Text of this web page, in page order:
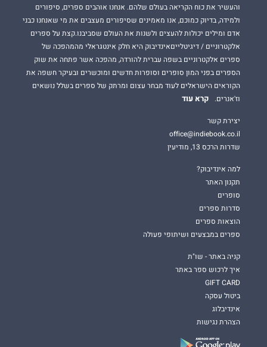
והעשיר את כוח הקריאה בעולם שלהם. אנחנו אוהבים ספרים, סיפורים
ולמידה, בדיוק כמוכם, אנו מאמינים שסיפורים מעצבים את מי שאנחנו כבני
אדם ומילים יכולות להעצים ולשנות את העולם שסביבנו.קצת על ספרים
אלקטרוניים / דיגיטלייםאינדיבוק היא חלק אינטגראלי מהמהפכה של
ספרים אלקטרוניים בשפה עברית להורדה, מהפכה אשר פתחה את שוק
הספרים בפני המון סופרים וסופרות חדשים ומוכשרים ובעיקר חשפה את
הקוראים הישראלים לעוד מבחר עצום ומרתק של ספרים בשלל נושאים
וז'אנרים.
קרא עוד
יצירת קשר
office@indiebook.co.il
שדרות הרכס 13, מודיעין
למה אינדיבוק?
תקנון האתר
סופרים
סדרות ספרים
הוצאות ספרים
ספרים במבצעים ושיתופי פעולה
קניה באתר - שו"ת
איך לרכוש ספר באתר
GIFT CARD
ביטול עסקה
אינדיבלוג
הצהרת נגישות